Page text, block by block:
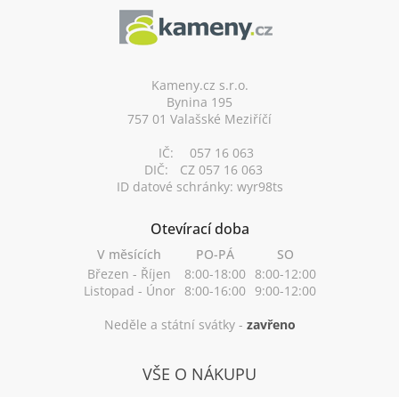
Kameny.cz s.r.o.
Bynina 195
757 01 Valašské Meziříčí
IČ:
057 16 063
DIČ:
CZ 057 16 063
ID datové schránky: wyr98ts
Otevírací doba
V měsících PO-PÁ
SO
Březen - Říjen
8:00-18:00 8:00-12:00
Listopad - Únor 8:00-16:00 9:00-12:00
Neděle a státní svátky - zavřeno
VŠE O NÁKUPU